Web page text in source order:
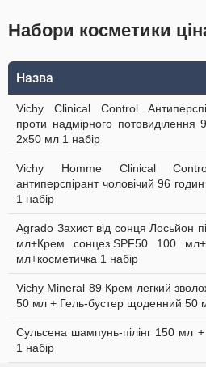
Набори косметики
Назва
Vichy Clinical Control
проти надмірного потовиділення
2х50 мл 1 набір
Vichy Homme Clinical
антиперспірант чоловічий 96
1 набір
Agrado Захист від сонця Лосьйон
мл+Крем сонцез.SPF50 100
мл+косметичка 1 набір
Vichy Mineral 89 Крем легкий
50 мл + Гель-бустер щоденний 50
Сульсена шампунь-пілінг 150 мл
1 набір